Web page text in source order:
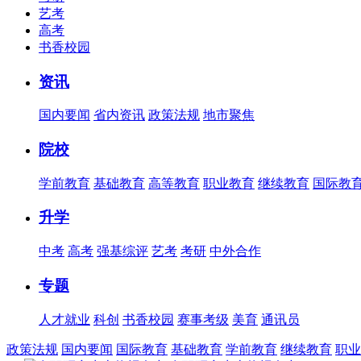
艺考
高考
书香校园
资讯
国内要闻 省内资讯 政策法规 地市聚焦
院校
学前教育 基础教育 高等教育 职业教育 继续教育 国际教
升学
中考 高考 强基综评 艺考 考研 中外合作
专题
人才就业 科创 书香校园 赛事考级 美育 通讯员
政策法规 国内要闻 国际教育 基础教育 学前教育 继续教育 职